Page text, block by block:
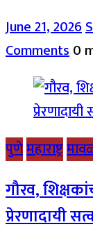
June 21, 2026
Comments0
पुणेमहाराष्ट्र
गौरव,
प्रेरणादायी